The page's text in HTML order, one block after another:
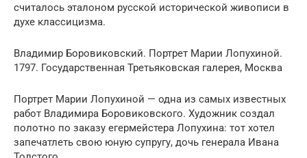
считалось эталоном русской исторической живописи в
духе классицизма.
Владимир Боровиковский. Портрет Марии Лопухиной.
1797. Государственная Третьяковская галерея, Москва
Портрет Марии Лопухиной — одна из самых известных
работ Владимира Боровиковского. Художник создал
полотно по заказу егермейстера Лопухина: тот хотел
запечатлеть свою юную супругу, дочь генерала Ивана